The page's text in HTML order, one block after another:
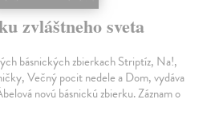
zvláštneho sveta
básnických zbierkach Striptíz, Na!,
Večný pocit nedele a Dom, vydáva
novú básnickú zbierku. Záznam o